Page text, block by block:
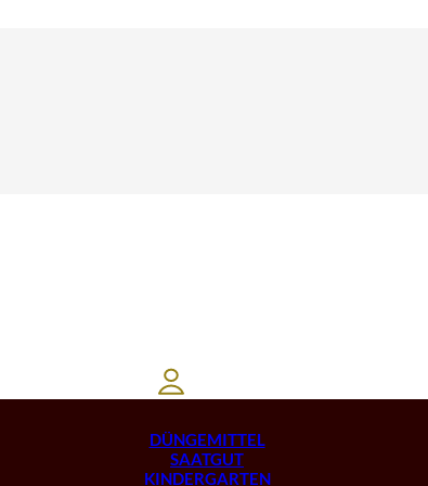
DÜNGEMITTEL
SAATGUT
KINDERGARTEN